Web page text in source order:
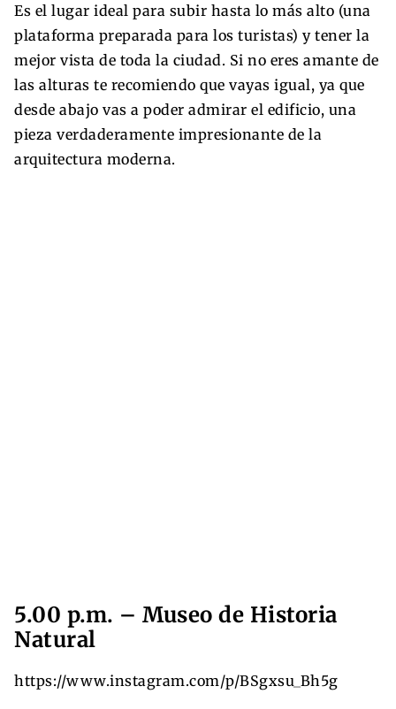
Es el lugar ideal para subir hasta lo más alto (una
plataforma preparada para los turistas) y tener la
mejor vista de toda la ciudad. Si no eres amante de
las alturas te recomiendo que vayas igual, ya que
desde abajo vas a poder admirar el edificio, una
pieza verdaderamente impresionante de la
arquitectura moderna.
5.00 p.m. – Museo de Historia
Natural
https://www.instagram.com/p/BSgxsu_Bh5g